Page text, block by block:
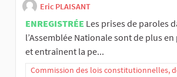
Eric PLAISANT
ENREGISTRÉE Les prises de paroles
l’Assemblée Nationale sont de plus
et entraînent la pe...
Commission des lois constitutionnelles,